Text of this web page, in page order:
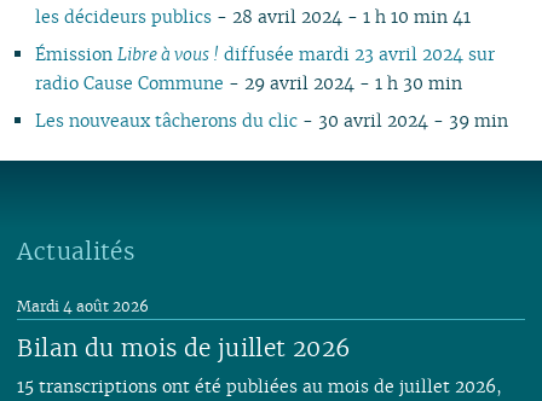
les décideurs publics- 28 avril 2024 - 1 h 10 min 41
Émission Libre à vous ! diffusée mardi 23 avril 2024 sur
radio Cause Commune - 29 avril 2024 - 1 h 30 min
Les nouveaux tâcherons du clic- 30 avril 2024 - 39 min
Actualités
Bilan du mois de juillet 2026
Mardi 4 août 2026
15 transcriptions ont été publiées au mois de juillet 2026,